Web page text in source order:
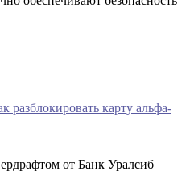
разблокировать карту альфа-
от Банк Уралсиб